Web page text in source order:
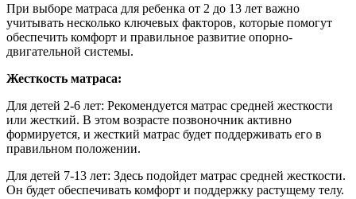
При выборе матраса для ребенка от 2 до 13 лет важно
учитывать несколько ключевых факторов, которые помогут
обеспечить комфорт и правильное развитие опорно-
двигательной системы.
Жесткость матраса:
Для детей 2-6 лет: Рекомендуется матрас средней жесткости
или жесткий. В этом возрасте позвоночник активно
формируется, и жесткий матрас будет поддерживать его в
правильном положении.
Для детей 7-13 лет: Здесь подойдет матрас средней жесткости.
Он будет обеспечивать комфорт и поддержку растущему телу.